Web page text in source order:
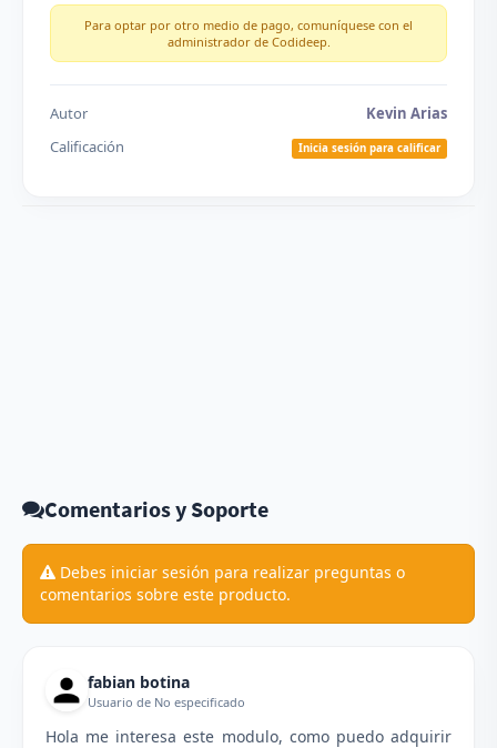
Para optar por otro medio de pago, comuníquese con el
administrador de Codideep.
Autor
Kevin Arias
Calificación
Inicia sesión para calificar
Comentarios y Soporte
Debes iniciar sesión para realizar preguntas o
comentarios sobre este producto.
fabian botina
Usuario de No especificado
Hola me interesa este modulo, como puedo adquirir